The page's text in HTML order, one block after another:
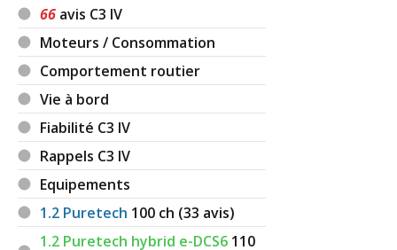
66 avis C3 IV
Moteurs / Consommation
Comportement routier
Vie à bord
Fiabilité C3 IV
Rappels C3 IV
Equipements
1.2 Puretech 100 ch (33 avis)
1.2 Puretech hybrid e-DCS6 110